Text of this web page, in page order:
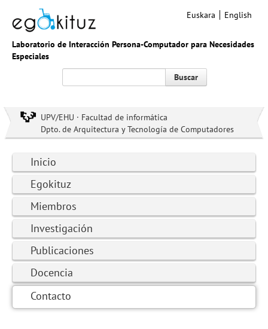
Laboratorio de Interacción Persona-Computador para Necesidades
Especiales
Euskara English
Buscar
UPV/EHU · Facultad de informática
Dpto. de Arquitectura y Tecnología de Computadores
Inicio
Egokituz
Miembros
Investigación
Publicaciones
Docencia
Contacto